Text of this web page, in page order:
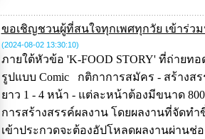
ขอเชิญชวนผู้ที่สนใจทุกเพศทุกวัย เข้าร่ว
(2024-08-02 13:30:10)
ภายใต้หัวข้อ 'K-FOOD STORY' ที่ถ่ายท
รูปแบบ Comic กติกาการสมัคร - สร้างส
ยาว 1 - 4 หน้า - แต่ละหน้าต้องมีขนาด
การสร้างสรรค์ผลงาน โดยผลงานที่จัดท
เข้าประกวดจะต้องอัปโหลดผลงานผ่านช่อ